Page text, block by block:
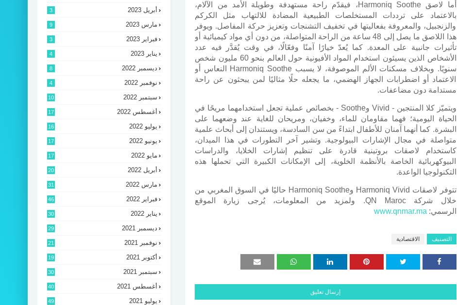
أما لاصقHarmoniq Soothe، فيقدّم راحة مستهدفة وطويلة الأمد من الآلام،
بالاعتماد على ترددات المستخلصات الطبيعية المضادة للالتهاب مثل الكركم
والزنجبيل، والمعروفة بفعاليتها في تخفيف التشنجات وتعزيز حركة المفاصل. ويوفر
هذا اللاصق ما يصل إلى 48 ساعة من الراحة المتواصلة، من دون أي مواد كيميائية أو
تأثيرات جانبية على المعدة. كما يُعدّ خيارًا آمنًا وفعّالًا، في وقت يُقدَّر فيه عدد
الأشخاص الذين يسيئون استخدام المواد الأفيونية حول العالم بنحو 60 مليون شخص
سنويًا. وبخلاف مسكنات الألم الموصوفة، لا يسبب Harmoniq Soothe النعاس أو
الاعتماد أو اضطرابات الجهاز الهضمي، ما يجعله حلًا مثاليًا لمن يبحثون عن راحة
مستدامة دون مضاعفات.
ويتميّز كلا المنتجين-
Vivid وSoothe
- بخصائص عملية تجعل استخدامهما مريحًا في
الحياة اليومية؛ فهما مقاومان للماء، وخفيان، ومريحان للغاية عند وضعهما على
البشرة. كما أنهما آمنان للأطفال ابتداءً من سن السادسة، ويستندان إلى أبحاث علمية
متواصلة في مجال الإشارات البيولوجية. وتشير آخر التطورات في هذا الميدان،
كاستخدام لاصقات بروتينية قادرة على تنظيم إشارات الخلايا، والدراسات
البيوكهربائية الخاصة بالأنظمة الخلوية، إلى الإمكانات الكبيرة التي تحملها هذه
التكنولوجيا الواعدة.
تتوفر لاصقات Harmoniq Vivid وHarmoniq Soothe حاليًا في السوق المغربي من
خلال شركة QN Maroc. ولمزيد من المعلومات، يُرجى زيارة الموقع
الرسمي: www.qnmar.ma
التصنيف الاقتصادية
إرسال تعليق
أبريل 2023 3
مارس 2023 9
فبراير 2023 3
يناير 2023 4
ديسمبر 2022 8
نوفمبر 2022 4
سبتمبر 2022 10
أغسطس 2022 17
يوليو 2022 16
يونيو 2022 17
مايو 2022 17
أبريل 2022 20
مارس 2022 31
فبراير 2022 46
يناير 2022 30
ديسمبر 2021 29
نوفمبر 2021 21
أكتوبر 2021 19
سبتمبر 2021 30
أغسطس 2021 40
يوليو 2021 49